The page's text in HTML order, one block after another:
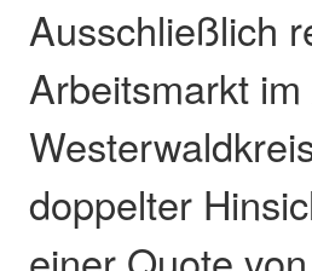
Ausschließlich
Arbeitsmarkt
doppelter